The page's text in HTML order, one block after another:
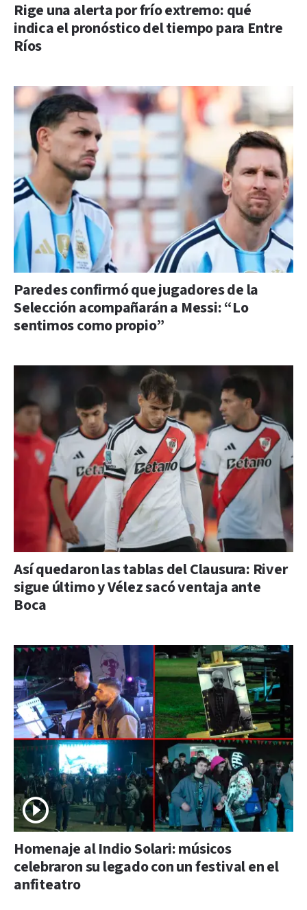
Rige una alerta por frío extremo: qué
indica el pronóstico del tiempo para Entre
Ríos
Paredes confirmó que jugadores de la
Selección acompañarán a Messi: “Lo
sentimos como propio”
Así quedaron las tablas del Clausura: River
sigue último y Vélez sacó ventaja ante
Boca
Homenaje al Indio Solari: músicos
celebraron su legado con un festival en el
anfiteatro